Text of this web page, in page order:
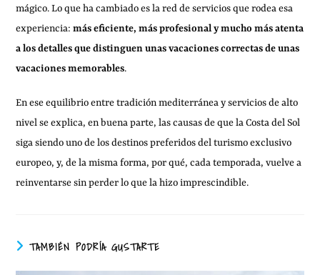
mágico. Lo que ha cambiado es la red de servicios que rodea esa
experiencia:más eficiente, más profesional y mucho más atenta
a los detalles que distinguen unas vacaciones correctas de unas
vacaciones memorables.
En ese equilibrio entre tradición mediterránea y servicios de alto
nivel se explica, en buena parte, las causas de que la Costa del Sol
siga siendo uno de los destinos preferidos del turismo exclusivo
europeo, y, de la misma forma, por qué, cada temporada, vuelve a
reinventarse sin perder lo que la hizo imprescindible.
TAMBIÉN PODRÍA GUSTARTE